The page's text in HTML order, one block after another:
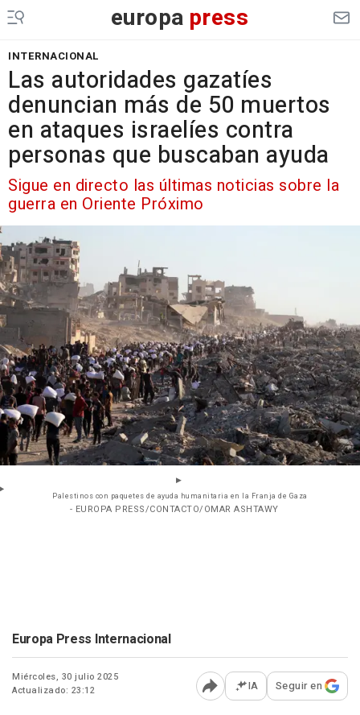
europa press
INTERNACIONAL
Las autoridades gazatíes
denuncian más de 50 muertos
en ataques israelíes contra
personas que buscaban ayuda
Sigue en directo las últimas noticias sobre la
guerra en Oriente Próximo
Palestinos con paquetes de ayuda humanitaria en la Franja de Gaza
- EUROPA PRESS/CONTACTO/OMAR ASHTAWY
Europa Press Internacional
Miércoles, 30 julio 2025
Actualizado: 23:12
Abrir opciones para
IA Seguir en